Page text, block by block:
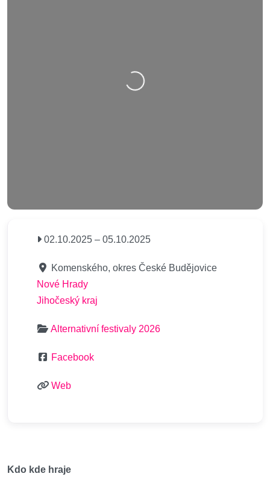
Nahrávání….
02.10.2025 – 05.10.2025
Komenského, okres České Budějovice
Nové Hrady
Jihočeský kraj
Alternativní festivaly 2026
Facebook
Web
Kdo kde hraje